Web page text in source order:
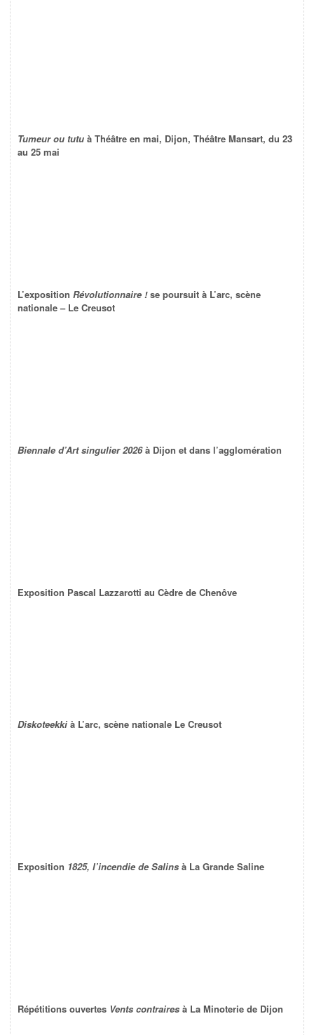
Tumeur ou tutu à Théâtre en mai, Dijon, Théâtre Mansart, du 23
au 25 mai
L’exposition Révolutionnaire !se poursuit à L’arc, scène
nationale – Le Creusot
Biennale d’Art singulier 2026à Dijon et dans l’agglomération
Exposition Pascal Lazzarotti au Cèdre de Chenôve
Diskoteekki à L’arc, scène nationale Le Creusot
Exposition 1825, l’incendie de Salins à La Grande Saline
Répétitions ouvertes Vents contraires à La Minoterie de Dijon